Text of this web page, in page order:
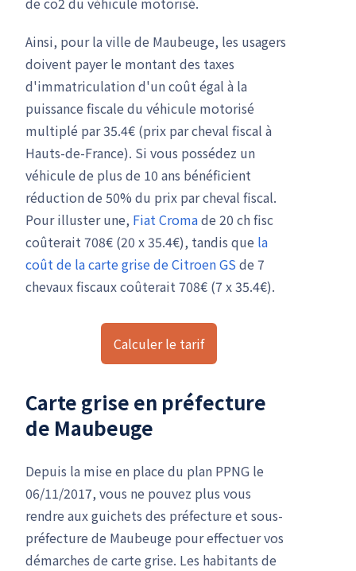
Ainsi, pour la ville de Maubeuge, les usagers
doivent payer le montant des taxes
d'immatriculation d'un coût égal à la
puissance fiscale du véhicule motorisé
multiplé par 35.4€ (prix par cheval fiscal à
Hauts-de-France). Si vous possédez un
véhicule de plus de 10 ans bénéficient
réduction de 50% du prix par cheval fiscal.
Pour illuster une, Fiat Cromade 20 ch fisc
coûterait 708€ (20 x 35.4€), tandis que la
coût de la carte grise de Citroen GS de 7
chevaux fiscaux coûterait 708€ (7 x 35.4€).
Calculer le tarif
Carte grise en préfecture
de Maubeuge
Depuis la mise en place du plan PPNG le
06/11/2017, vous ne pouvez plus vous
rendre aux guichets des préfecture et sous-
préfecture de Maubeuge pour effectuer vos
démarches de carte grise. Les habitants de